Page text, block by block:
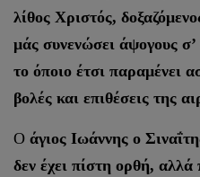
λίθος Χριστός,
μάς συνενώσει άψο­γους
το όποιο έτσι παραμένει
βολές και επιθέσεις της
Ο άγιος Ιωάννης ο
δεν έχει πίστη ορθή,